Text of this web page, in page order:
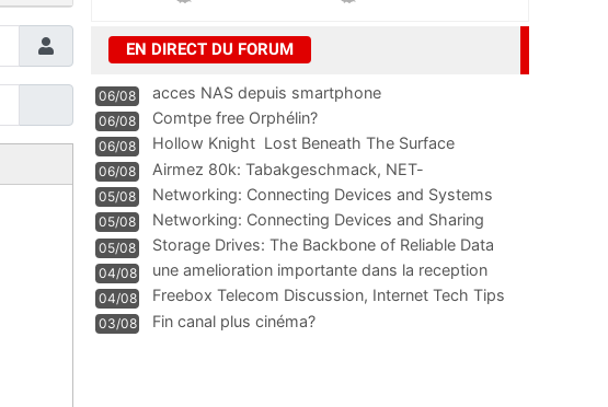
EN DIRECT DU FORUM
06/08 acces NAS depuis smartphone
06/08 Comtpe free Orphélin?
06/08 Hollow Knight  Lost Beneath The Surface
06/08
Airmez 80k: Tabakgeschmack, NET-
Technologie und Leistung im
05/08 Networking: Connecting Devices and Systems
05/08
Networking: Connecting Devices and Sharing
Information
05/08
Storage Drives: The Backbone of Reliable Data
Management
04/08
une amelioration importante dans la reception
WIFI
04/08
Freebox Telecom Discussion, Internet Tech Tips
Communi
03/08 Fin canal plus cinéma?